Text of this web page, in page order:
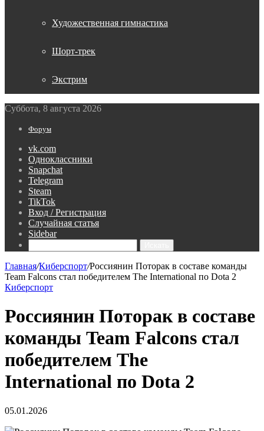
Художественная гимнастика
Шорт-трек
Экстрим
Суббота, 8 августа 2026
Форум
vk.com
Одноклассники
Snapchat
Telegram
Steam
TikTok
Вход / Регистрация
Случайная статья
Sidebar
Главная/Киберспорт/Россиянин Поторак в составе команды
Team Falcons стал победителем The International по Dota 2
Киберспорт
Россиянин Поторак в составе
команды Team Falcons стал
победителем The
International по Dota 2
05.01.2026